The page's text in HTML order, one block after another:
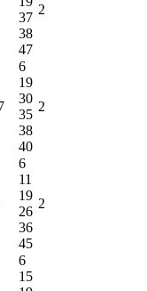
37
38
47
2
6
19
30
35
38
40
2
6
11
19
26
36
45
2
6
15